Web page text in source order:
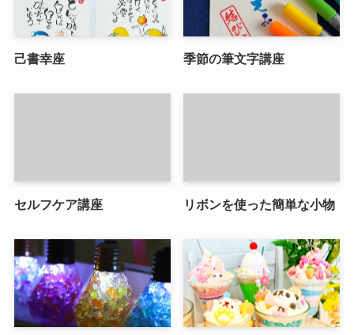
己書幸座 季節の筆文字講座
セルフケア講座 リボンを使った簡単な小物